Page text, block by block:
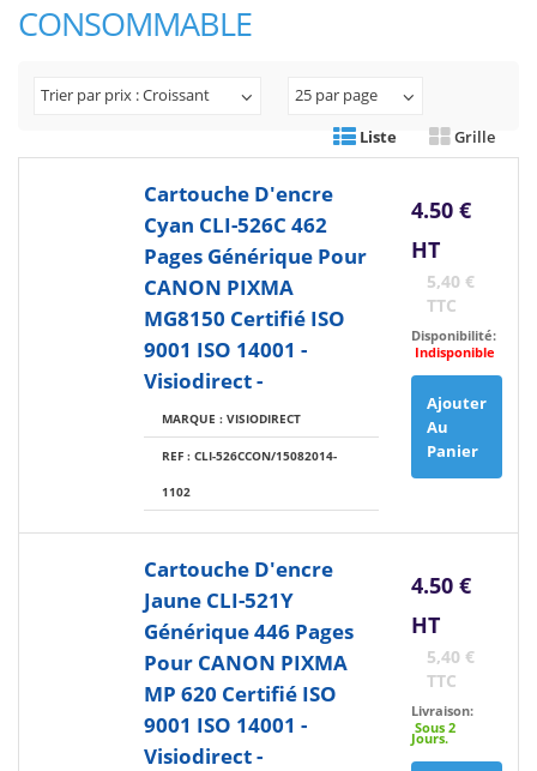
CONSOMMABLE
Trier par prix : Croissant
25 par page
Liste
Grille
Cartouche D'encre
Cyan CLI-526C 462
Pages Générique Pour
CANON PIXMA
MG8150 Certifié ISO
9001 ISO 14001 -
Visiodirect -
MARQUE : VISIODIRECT
REF : CLI-526CCON/15082014-
1102
4.50 €
HT
5,40 €
TTC
Disponibilité:
Indisponible
Ajouter
Au
Panier
Cartouche D'encre
Jaune CLI-521Y
Générique 446 Pages
Pour CANON PIXMA
MP 620 Certifié ISO
9001 ISO 14001 -
Visiodirect -
4.50 €
HT
5,40 €
TTC
Livraison:
Sous 2
Jours.